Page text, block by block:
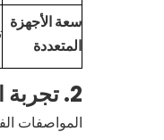
سعة الأجهزة
المتعددة
2. تجربة العالم الحقيقي: ما هو شعورك في منزلك بين WiFi 6 و WiFi 7
المواصفات